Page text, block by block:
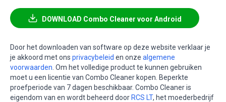
DOWNLOAD Combo Cleaner voor Android
Door het downloaden van software op deze website verklaar je
je akkoord met ons privacybeleid en onze algemene
voorwaarden . Om het volledige product te kunnen gebruiken
moet u een licentie van Combo Cleaner kopen. Beperkte
proefperiode van 7 dagen beschikbaar. Combo Cleaner is
eigendom van en wordt beheerd door RCS LT, het moederbedrijf